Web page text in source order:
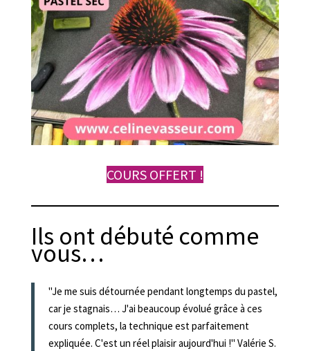
COURS OFFERT !
Ils ont débuté comme
vous…
"Je me suis détournée pendant longtemps du pastel,
car je stagnais… J'ai beaucoup évolué grâce à ces
cours complets, la technique est parfaitement
expliquée. C'est un réel plaisir aujourd'hui !" Valérie S.